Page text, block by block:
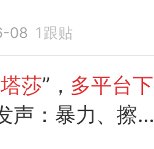
08 1 跟贴
莎”， 多平台下
声：暴力、擦边